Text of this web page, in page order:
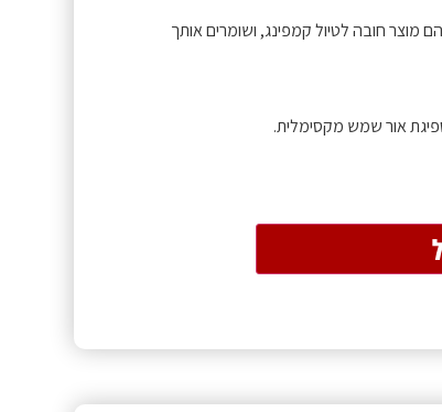
כל כך קלים וקלים להובלה, הפאנלים הסולאריים הניידים של EcoFlow הם מוצר חובה לטיול קמפינג, ושומרים אותך